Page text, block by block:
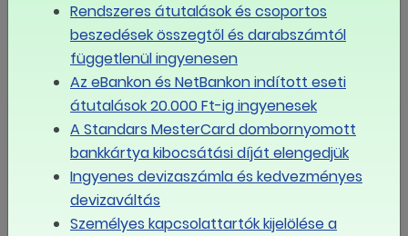
MÉG TÖBB
Eseménynaptár
augusztus
2026
Ke Sze Csü Pé Szo Va
Rendszeres átutalások és csoportos
beszedések összegtől és darabszámtól
függetlenül ingyenesen
Az eBankon és NetBankon indított eseti
átutalások 20.000 Ft-ig ingyenesek
A Standars MesterCard dombornyomott
bankkártya kibocsátási díját elengedjük
Ingyenes devizaszámla és kedvezményes
devizaváltás
Személyes kapcsolattartók kijelölése a